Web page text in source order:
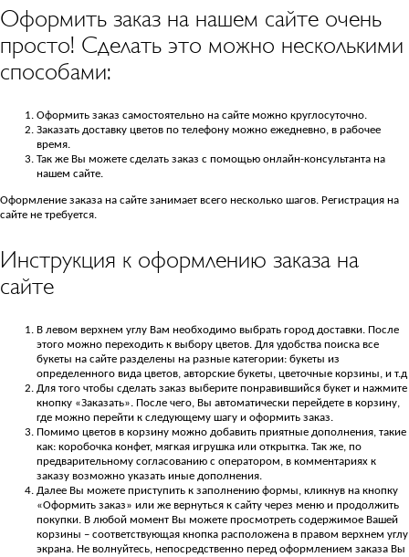
Оформить заказ на нашем сайте очень
просто! Сделать это можно несколькими
способами:
Оформить заказ самостоятельно на сайте можно круглосуточно.
Заказать доставку цветов по телефону можно ежедневно, в рабочее
время.
Так же Вы можете сделать заказ с помощью онлайн-консультанта на
нашем сайте.
Оформление заказа на сайте занимает всего несколько шагов. Регистрация на
сайте не требуется.
Инструкция к оформлению заказа на
сайте
В левом верхнем углу Вам необходимо выбрать город доставки. После
этого можно переходить к выбору цветов. Для удобства поиска все
букеты на сайте разделены на разные категории: букеты из
определенного вида цветов, авторские букеты, цветочные корзины, и т.д
Для того чтобы сделать заказ выберите понравившийся букет и нажмите
кнопку «Заказать». После чего, Вы автоматически перейдете в корзину,
где можно перейти к следующему шагу и оформить заказ.
Помимо цветов в корзину можно добавить приятные дополнения, такие
как: коробочка конфет, мягкая игрушка или открытка. Так же, по
предварительному согласованию с оператором, в комментариях к
заказу возможно указать иные дополнения.
Далее Вы можете приступить к заполнению формы, кликнув на кнопку
«Оформить заказ» или же вернуться к сайту через меню и продолжить
покупки. В любой момент Вы можете просмотреть содержимое Вашей
корзины – соответствующая кнопка расположена в правом верхнем углу
экрана. Не волнуйтесь, непосредственно перед оформлением заказа Вы